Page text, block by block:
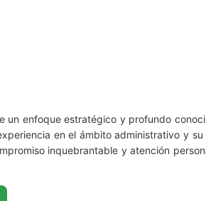
un enfoque estratégico y profundo
en el ámbito administrativo y
inquebrantable y atención